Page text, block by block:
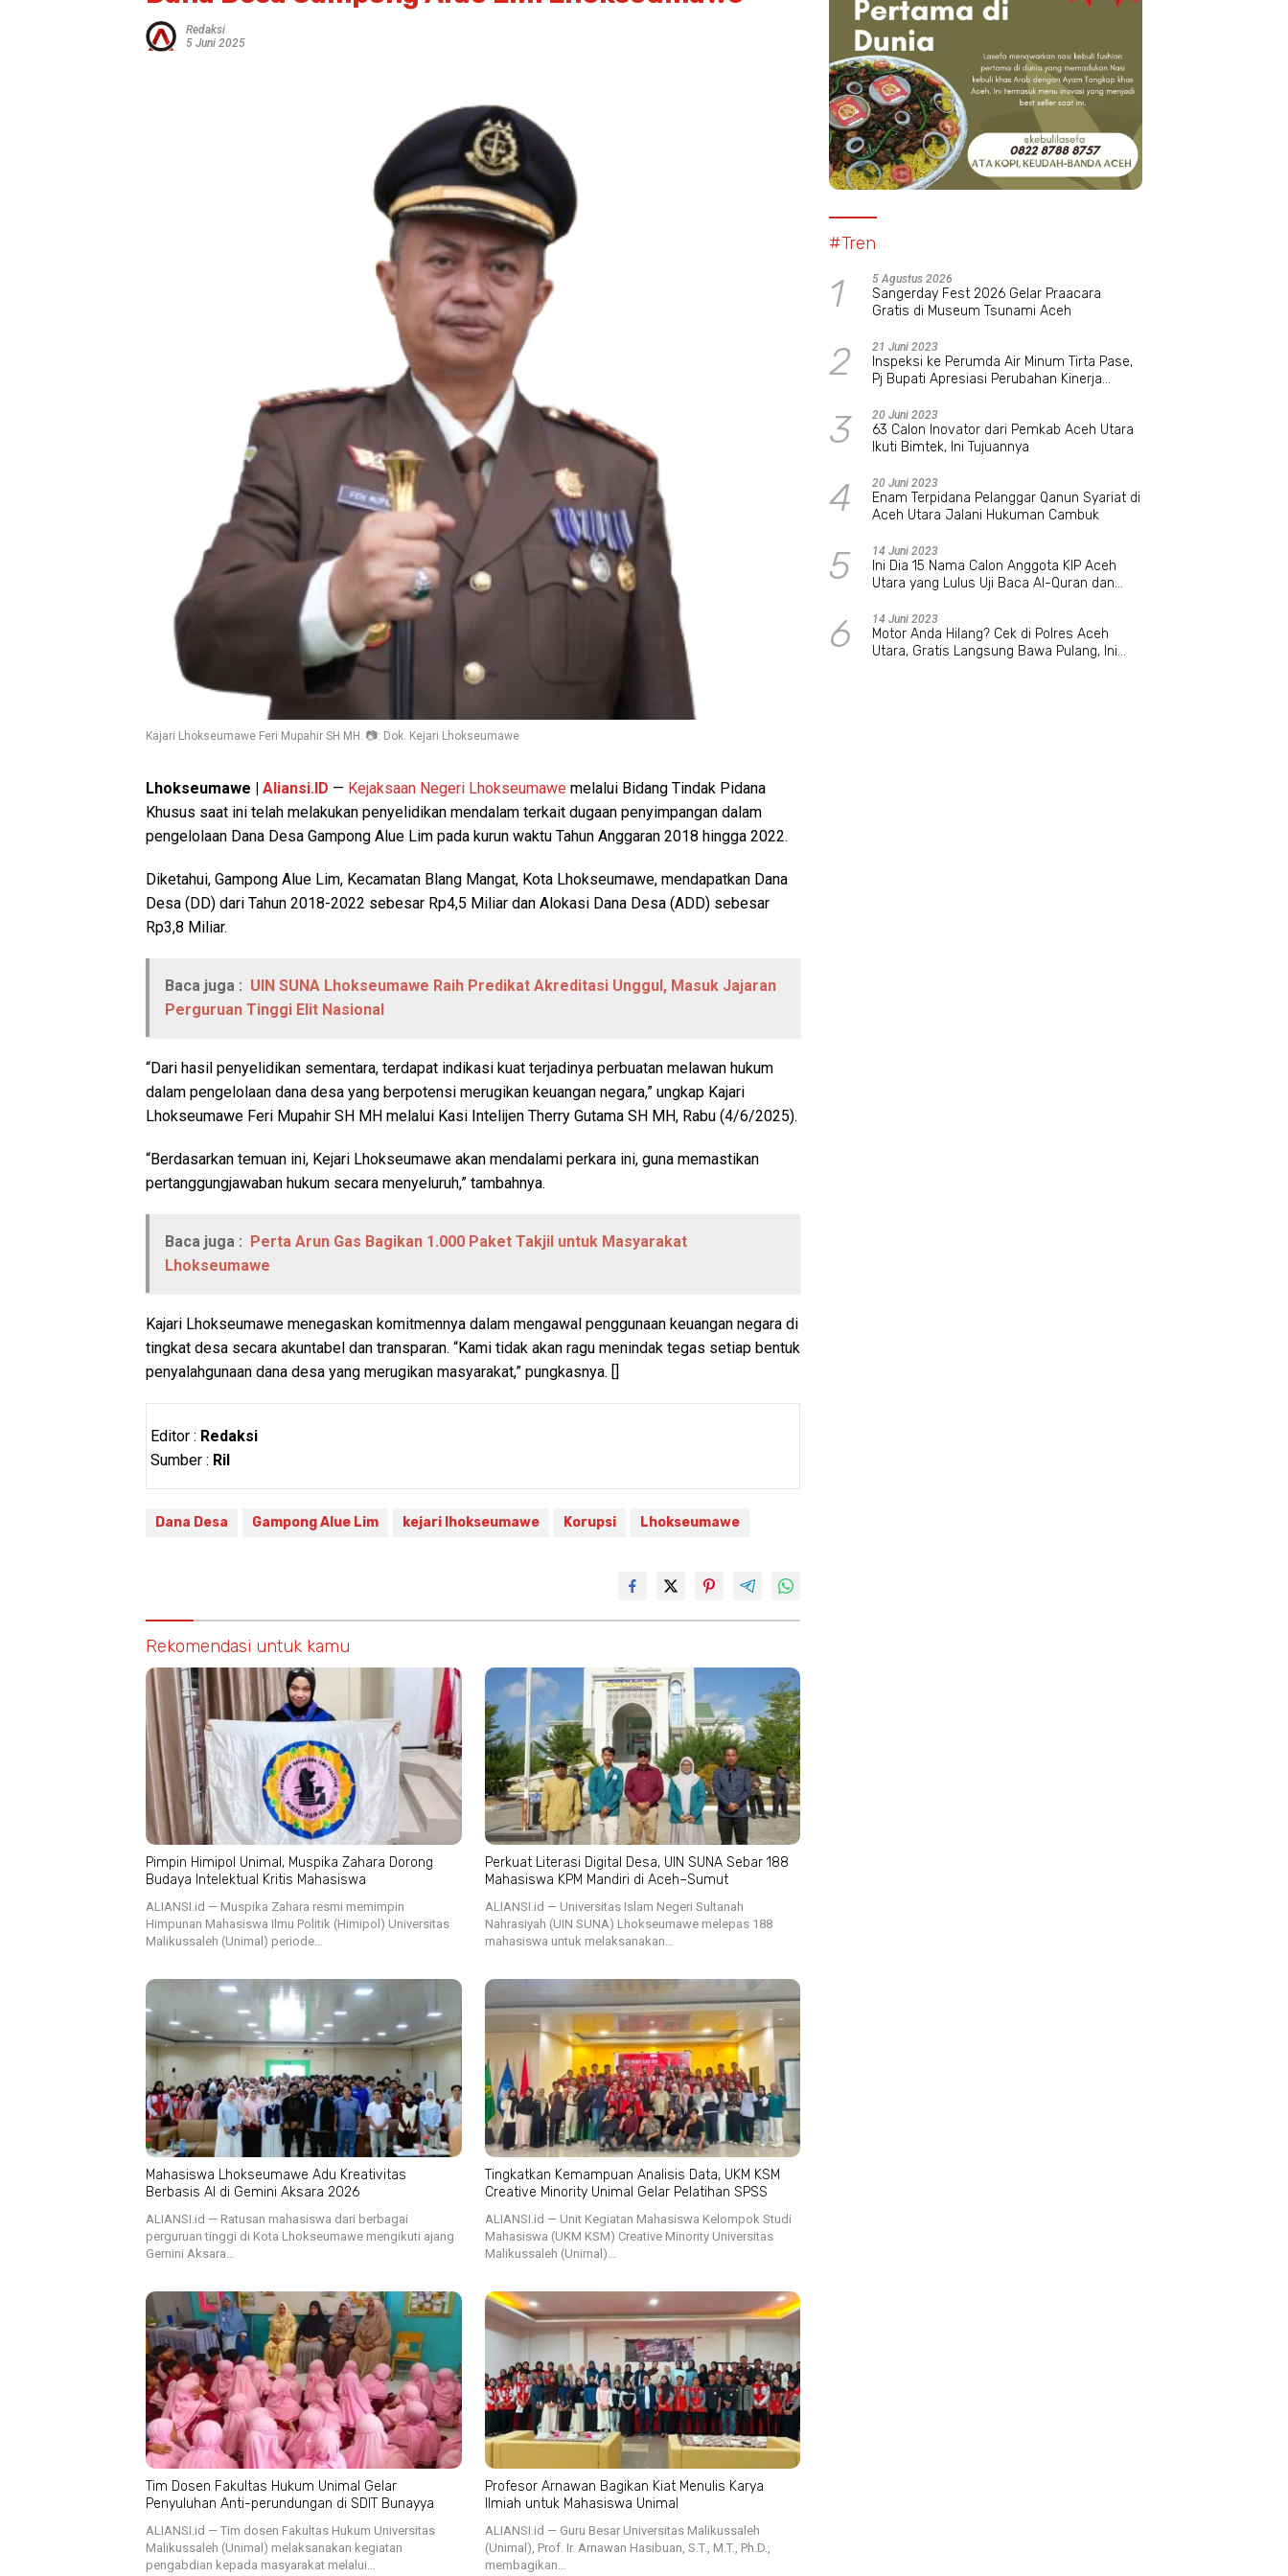
Redaksi
5 Juni 2025
Kajari Lhokseumawe Feri Mupahir SH MH. 📷: Dok. Kejari Lhokseumawe
Lhokseumawe | Aliansi.ID — Kejaksaan Negeri Lhokseumawe melalui Bidang Tindak Pidana
Khusus saat ini telah melakukan penyelidikan mendalam terkait dugaan penyimpangan dalam
pengelolaan Dana Desa Gampong Alue Lim pada kurun waktu Tahun Anggaran 2018 hingga 2022.
Diketahui, Gampong Alue Lim, Kecamatan Blang Mangat, Kota Lhokseumawe, mendapatkan Dana
Desa (DD) dari Tahun 2018-2022 sebesar Rp4,5 Miliar dan Alokasi Dana Desa (ADD) sebesar
Rp3,8 Miliar.
Baca juga : UIN SUNA Lhokseumawe Raih Predikat Akreditasi Unggul, Masuk Jajaran
Perguruan Tinggi Elit Nasional
“Dari hasil penyelidikan sementara, terdapat indikasi kuat terjadinya perbuatan melawan hukum
dalam pengelolaan dana desa yang berpotensi merugikan keuangan negara,” ungkap Kajari
Lhokseumawe Feri Mupahir SH MH melalui Kasi Intelijen Therry Gutama SH MH, Rabu (4/6/2025).
“Berdasarkan temuan ini, Kejari Lhokseumawe akan mendalami perkara ini, guna memastikan
pertanggungjawaban hukum secara menyeluruh,” tambahnya.
Baca juga : Perta Arun Gas Bagikan 1.000 Paket Takjil untuk Masyarakat
Lhokseumawe
Kajari Lhokseumawe menegaskan komitmennya dalam mengawal penggunaan keuangan negara di
tingkat desa secara akuntabel dan transparan. “Kami tidak akan ragu menindak tegas setiap bentuk
penyalahgunaan dana desa yang merugikan masyarakat,” pungkasnya. []
Editor : Redaksi
Sumber : Ril
Dana Desa Gampong Alue Lim kejari lhokseumawe Korupsi Lhokseumawe
Rekomendasi untuk kamu
Pimpin Himipol Unimal, Muspika Zahara Dorong
Budaya Intelektual Kritis Mahasiswa
ALIANSI.id — Muspika Zahara resmi memimpin
Himpunan Mahasiswa Ilmu Politik (Himipol) Universitas
Malikussaleh (Unimal) periode…
Perkuat Literasi Digital Desa, UIN SUNA Sebar 188
Mahasiswa KPM Mandiri di Aceh–Sumut
ALIANSI.id — Universitas Islam Negeri Sultanah
Nahrasiyah (UIN SUNA) Lhokseumawe melepas 188
mahasiswa untuk melaksanakan…
Mahasiswa Lhokseumawe Adu Kreativitas
Berbasis AI di Gemini Aksara 2026
ALIANSI.id — Ratusan mahasiswa dari berbagai
perguruan tinggi di Kota Lhokseumawe mengikuti ajang
Gemini Aksara…
Tingkatkan Kemampuan Analisis Data, UKM KSM
Creative Minority Unimal Gelar Pelatihan SPSS
ALIANSI.id — Unit Kegiatan Mahasiswa Kelompok Studi
Mahasiswa (UKM KSM) Creative Minority Universitas
Malikussaleh (Unimal)…
Tim Dosen Fakultas Hukum Unimal Gelar
Penyuluhan Anti-perundungan di SDIT Bunayya
ALIANSI.id — Tim dosen Fakultas Hukum Universitas
Malikussaleh (Unimal) melaksanakan kegiatan
pengabdian kepada masyarakat melalui…
Profesor Arnawan Bagikan Kiat Menulis Karya
Ilmiah untuk Mahasiswa Unimal
ALIANSI.id — Guru Besar Universitas Malikussaleh
(Unimal), Prof. Ir. Arnawan Hasibuan, S.T., M.T., Ph.D.,
membagikan…
#Tren
1 5 Agustus 2026
Sangerday Fest 2026 Gelar Praacara
Gratis di Museum Tsunami Aceh
2 21 Juni 2023
Inspeksi ke Perumda Air Minum Tirta Pase,
Pj Bupati Apresiasi Perubahan Kinerja
3 20 Juni 2023
63 Calon Inovator dari Pemkab Aceh Utara
Ikuti Bimtek, Ini Tujuannya
4 20 Juni 2023
Enam Terpidana Pelanggar Qanun Syariat di
Aceh Utara Jalani Hukuman Cambuk
5 14 Juni 2023
Ini Dia 15 Nama Calon Anggota KIP Aceh
Utara yang Lulus Uji Baca Al-Quran dan
6 14 Juni 2023
Motor Anda Hilang? Cek di Polres Aceh
Utara, Gratis Langsung Bawa Pulang, Ini